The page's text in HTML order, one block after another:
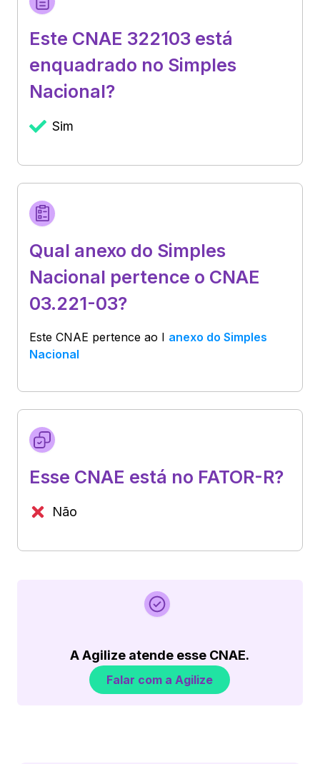
Este CNAE 322103 está
enquadrado no Simples
Nacional?
Sim
Qual anexo do Simples
Nacional pertence o CNAE
03.221-03?
Este CNAE pertence ao I anexo do Simples
Nacional
Esse CNAE está no FATOR-R?
Não
A Agilize atende esse CNAE.
Falar com a Agilize